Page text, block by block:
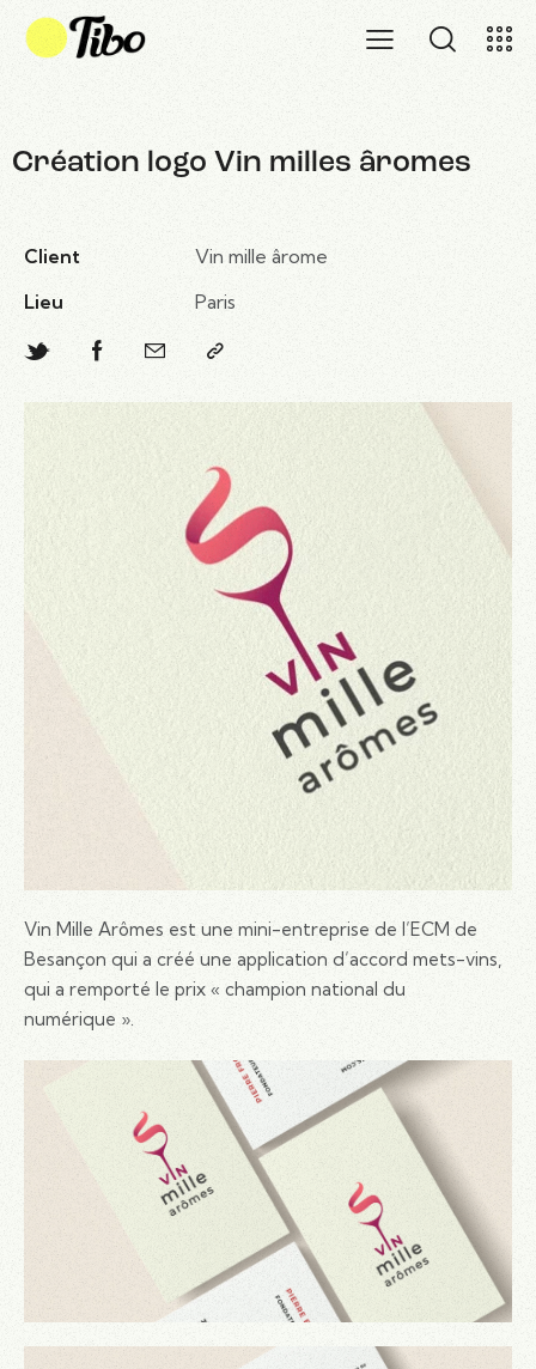
Création logo Vin milles âromes
Client
Vin mille ârome
Lieu
Paris
Vin Mille Arômes est une mini-entreprise de l’ECM de
Besançon qui a créé une application d’accord mets-vins,
qui a remporté le prix « champion national du
numérique ».